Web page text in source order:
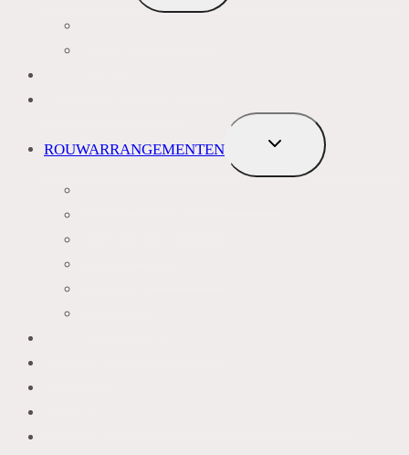
ROUWARRANGEMENTEN
TOGGLE
SUBMENU